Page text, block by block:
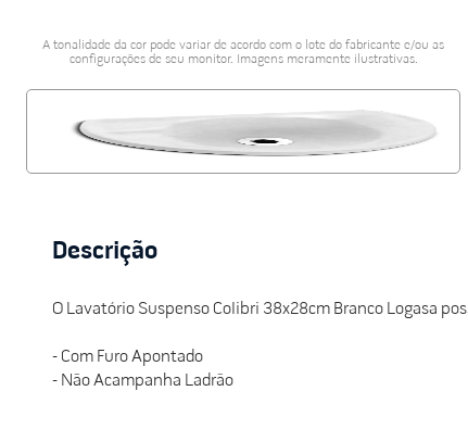
A tonalidade da cor pode variar de acordo com o lote do fabricante e/ou as
configurações de seu monitor. Imagens meramente ilustrativas.
Descrição
O Lavatório Suspenso Colibri 38x28cm Branco Logasa
- Com Furo Apontado
- Não Acampanha Ladrão